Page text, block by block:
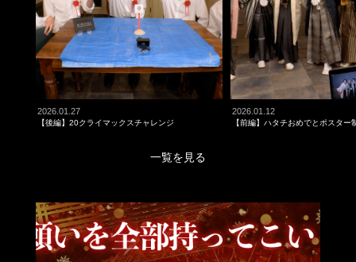
2026.01.27
【後編】20クライマックスチャレンジ
2026.01.12
【前編】ハタチおめでとポスター
一覧を見る